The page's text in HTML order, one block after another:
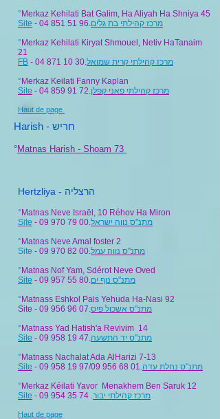
° Merkaz Kehilati Bat Galim, Ha Aliyah Ha Shniya 45
Site - 04 851 51 96.מרכז קהילתי בת גלים
° Merkaz Kehilati Kiryat Shmouel, Netiv HaTanaim
21
FB - 04 871 10 30.מרכז קהילתי קרית שמואל
° Merkaz Keilati Fanny Kaplan
Site - 04 859 91 72.מרכז קהילתי פאני קפלן
Haut de page
Harish - חריש
°Matnas Harish - Shoam 73
° Matnas Neve Israël, 10 Réhov Ha Miron
Site - 09 970 79 00.מתנ"ס נווה ישראל
° Matnas Neve Amal foster 2
Site - 09 970 82 00.מתנ''ס נווה עמל
° Matnas Nof Yam, Sdérot Neve Oved
Site - 09 957 55 80.מתנ"ס נוף ים
° Matnass Eshkol Pais Yehuda Ha-Nasi 92
Site - 09 956 96 07.מתנ"ס אשכול פיס
° Matnass Yad Hatish'a Revivim 14
Site - 09 958 19 47.מתנ"ס יד התשעה
° Matnass Nachalat Ada AlHarizi 7-13
Site - 09 958 19 97/09 956 68 01.מתנ"ס נחלת עדה
° Merkaz Kéilati Yavor Menakhem Ben Saruk 12
Site - 09 954 35 74 .מרכז קהילתי יבור
Haut de page